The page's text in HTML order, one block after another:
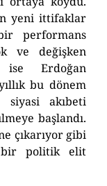
yeni ittifaklar
performans
ve değişken
Erdoğan
bu dönem
siyasi akıbeti
başlandı.
çıkarıyor gibi
bir politik elit